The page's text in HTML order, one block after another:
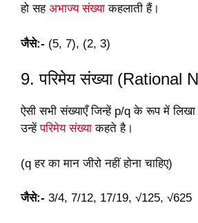
हो सह अभाज्य संख्या कहलाती हैं।
जैसे:- (5, 7), (2, 3)
9. परिमेय संख्या (Rational
ऐसी सभी संख्याएँ जिन्हें p/q के रूप में
उन्हेंपरिमेय संख्या कहते है।
(q हर का मान जीरो नहीं होना चाहिए)
जैसे:- 3/4, 7/12, 17/19, √125, √625